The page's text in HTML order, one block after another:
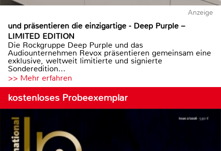
Anzeige
und präsentieren die einzigartige - Deep Purple –
LIMITED EDITION
Die Rockgruppe Deep Purple und das
Audiounternehmen Revox präsentieren gemeinsam eine
exklusive, weltweit limitierte und signierte
Sonderedition...
>> Mehr erfahren
kostenloses Probeexemplar